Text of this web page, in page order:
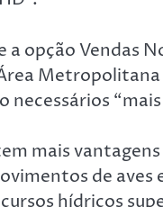
a opção Vendas
necessários
mais
de aves
hídricos